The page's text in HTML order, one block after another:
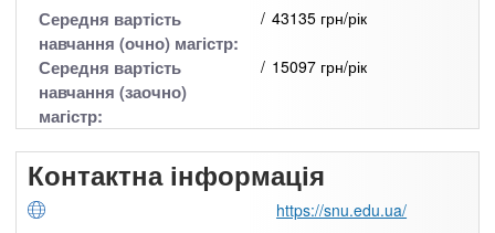
Середня вартість
навчання (очно) магістр:
43135 грн/рік
Середня вартість
навчання (заочно)
магістр:
15097 грн/рік
Контактна інформація
https://snu.edu.ua/